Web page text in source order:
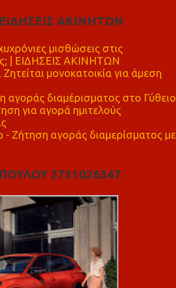
ΑΚΙΝΗΤΩΝ
μισθώσεις στις
| ΕΙΔΗΣΕΙΣ ΑΚΙΝΗΤΩΝ
μονοκατοικία για άμεση
αγοράς διαμέρισματος στο Γύθειο
για αγορά ημιτελούς
- Ζήτηση αγοράς διαμερίσματος με
2731026347